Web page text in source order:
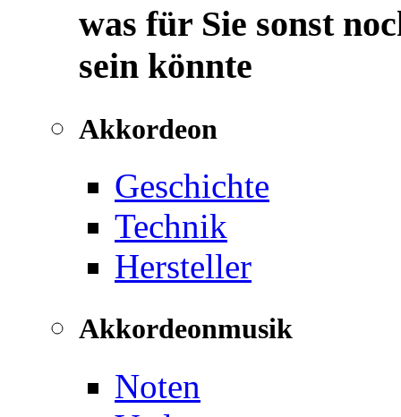
was für Sie sonst
sein könnte
Akkordeon
Geschichte
Technik
Hersteller
Akkordeonmusik
Noten